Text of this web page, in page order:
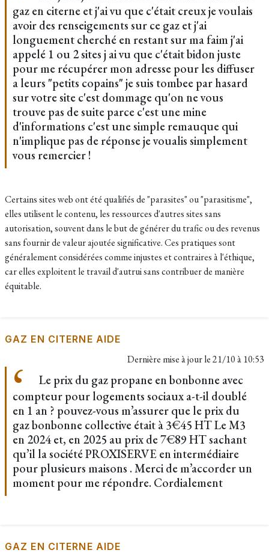
gaz en citerne et j'ai vu que c'était creux je voulais
avoir des renseigements sur ce gaz et j'ai
longuement cherché en restant sur ma faim j'ai
appelé 1 ou 2 sites j ai vu que c'était bidon juste
pour me récupérer mon adresse pour les diffuser
a leurs "petits copains" je suis tombee par hasard
sur votre site c'est dommage qu'on ne vous
trouve pas de suite parce c'est une mine
d'informations c'est une simple remauque qui
n'implique pas de réponse je voualis simplement
vous remercier !
Certains sites web ont été qualifiés de "parasites" ou "parasitisme",
elles utilisent le contenu, les ressources d'autres sites sans
autorisation, souvent dans le but de générer du trafic ou des revenus
sans fournir de valeur ajoutée significative. Ces pratiques sont
généralement considérées comme injustes et contraires à l'éthique,
car elles exploitent le travail d'autrui sans contribuer de manière
équitable.
GAZ EN CITERNE AIDE
Dernière mise à jour le21/10 à 10:53
Le prix du gaz propane en bonbonne avec
compteur pour logements sociaux a-t-il doublé
en 1 an ? pouvez-vous m’assurer que le prix du
gaz bonbonne collective était à 3€45 HT Le M3
en 2024 et, en 2025 au prix de 7€89 HT sachant
qu’il la société PROXISERVE en intermédiaire
pour plusieurs maisons . Merci de m’accorder un
moment pour me répondre. Cordialement
GAZ EN CITERNE AIDE